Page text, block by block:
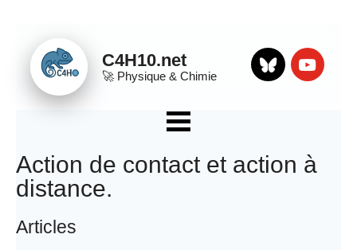
C4H10.net
🚀 Physique & Chimie
☰ Menu
QCM
Sujets DNB
Organisation et transformations de la matière
Action de contact et action à
distance.
Articles